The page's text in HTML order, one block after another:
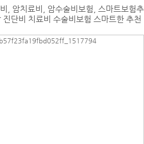
, 암치료비, 암수술비보험, 스마트보험
단비 치료비 수술비보험 스마트한 추천